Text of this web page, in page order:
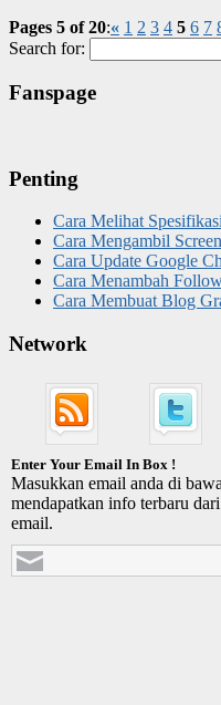
Pages 5 of 20:« 1 2 3 4 5 6 7
Search for:
Fanspage
Penting
Cara Melihat
Cara Mengambil
Cara Update Google
Cara Menambah
Cara Membuat Blog
Network
Enter Your Email In Box !
Masukkan email anda di
mendapatkan info terbaru dari
email.